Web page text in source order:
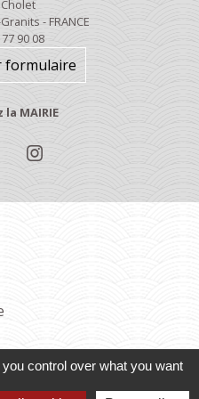
- FRANCE
90 08
formulaire
MAIRIE
control over what you want